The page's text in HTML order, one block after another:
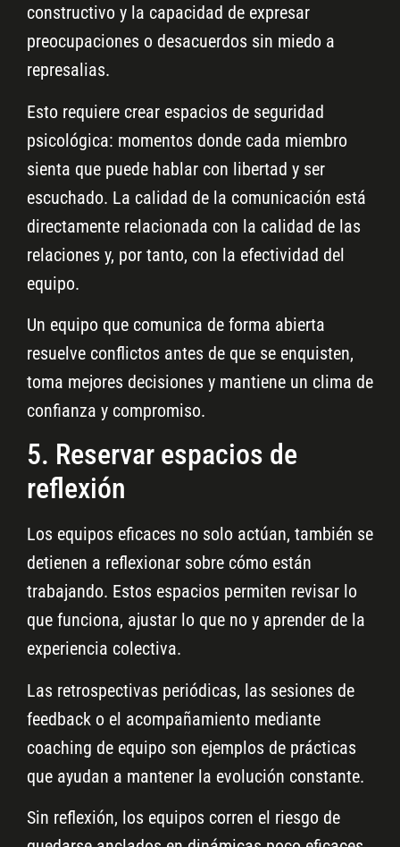
constructivo y la capacidad de expresar
preocupaciones o desacuerdos sin miedo a
represalias.
Esto requiere crear espacios de seguridad
psicológica: momentos donde cada miembro
sienta que puede hablar con libertad y ser
escuchado. La calidad de la comunicación está
directamente relacionada con la calidad de las
relaciones y, por tanto, con la efectividad del
equipo.
Un equipo que comunica de forma abierta
resuelve conflictos antes de que se enquisten,
toma mejores decisiones y mantiene un clima de
confianza y compromiso.
5. Reservar espacios de
reflexión
Los equipos eficaces no solo actúan, también se
detienen a reflexionar sobre cómo están
trabajando. Estos espacios permiten revisar lo
que funciona, ajustar lo que no y aprender de la
experiencia colectiva.
Las retrospectivas periódicas, las sesiones de
feedback o el acompañamiento mediante
coaching de equipo son ejemplos de prácticas
que ayudan a mantener la evolución constante.
Sin reflexión, los equipos corren el riesgo de